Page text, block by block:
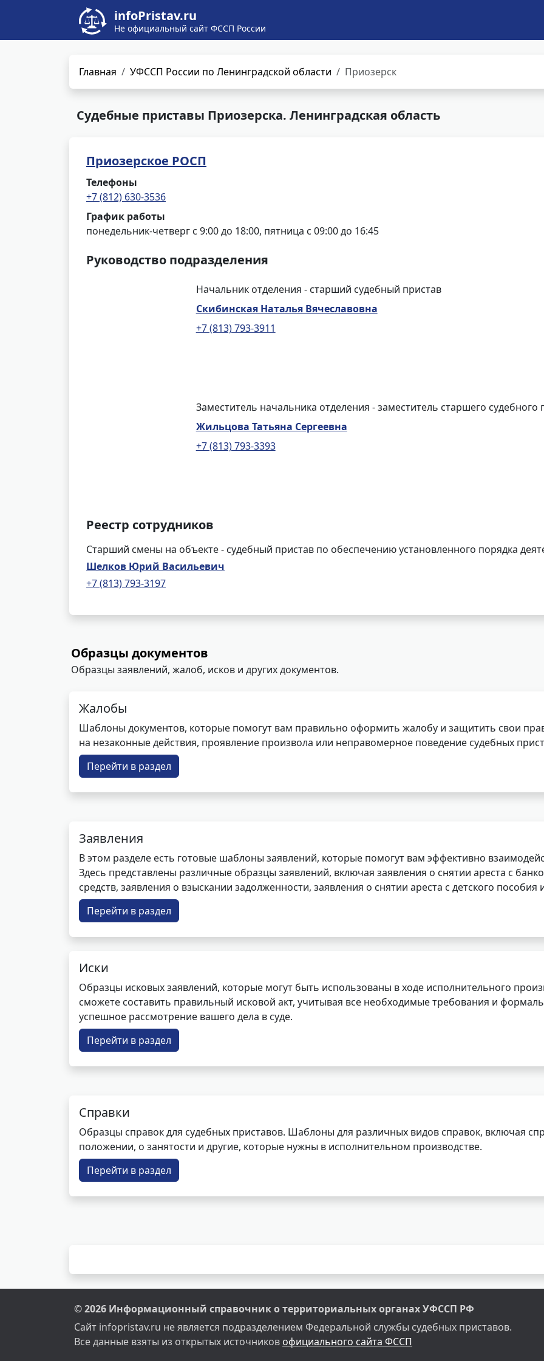
infoPristav.ru
Не официальный сайт ФССП России
Главная УФССП России по Ленинградской области Приозерск
Судебные приставы Приозерска. Ленинградская область
Приозерское РОСП
Телефоны
+7 (812) 630-3536
График работы
понедельник-четверг с 9:00 до 18:00, пятница с 09:00 до 16:45
Руководство подразделения
Начальник отделения - старший судебный пристав
Скибинская Наталья Вячеславовна
+7 (813) 793-3911
Заместитель начальника отделения - заместитель старшего судебного
Жильцова Татьяна Сергеевна
+7 (813) 793-3393
Реестр сотрудников
Старший смены на объекте - судебный пристав по обеспечению установленного порядка
Шелков Юрий Васильевич
+7 (813) 793-3197
Образцы документов
Образцы заявлений, жалоб, исков и других документов.
Жалобы
Шаблоны документов, которые помогут вам правильно оформить жалобу и защитить свои
на незаконные действия, проявление произвола или неправомерное поведение судебных
Перейти в раздел
Заявления
В этом разделе есть готовые шаблоны заявлений, которые помогут вам эффективно
Здесь представлены различные образцы заявлений, включая заявления о снятии ареста с
средств, заявления о взыскании задолженности, заявления о снятии ареста с детского пособия
Перейти в раздел
Иски
Образцы исковых заявлений, которые могут быть использованы в ходе исполнительного
сможете составить правильный исковой акт, учитывая все необходимые требования и
успешное рассмотрение вашего дела в суде.
Перейти в раздел
Справки
Образцы справок для судебных приставов. Шаблоны для различных видов справок, включая
положении, о занятости и другие, которые нужны в исполнительном производстве.
Перейти в раздел
© 2026 Информационный справочник о территориальных органах УФССП РФ
Сайт infopristav.ru не является подразделением Федеральной службы судебных приставов.
Все данные взяты из открытых источников официального сайта ФССП